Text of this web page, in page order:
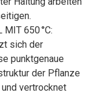
MIT 650 °C:
sich der
punktgenaue
der Pflanze
vertrocknet